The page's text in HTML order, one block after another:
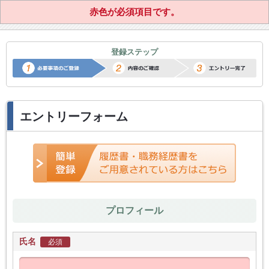
正社員転職サポートエントリー
登録ステップ
エントリーフォーム
プロフィール
氏名 必須
赤色が必須項目です。